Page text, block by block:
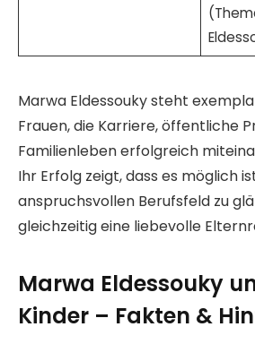
Marwa Eldessouky steht
Frauen, die Karriere, öffentliche
Familienleben erfolgreich
Ihr Erfolg zeigt, dass es möglich
anspruchsvollen Berufsfeld zu
gleichzeitig eine liebevolle
Marwa Eldessouky
Kinder – Fakten &